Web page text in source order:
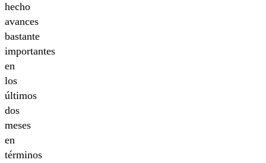
hecho
avances
bastante
importantes
en
los
últimos
dos
meses
en
términos